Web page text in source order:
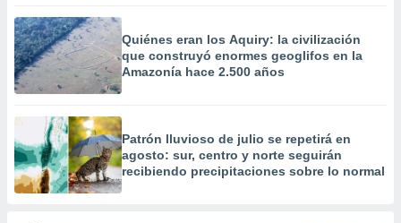
Quiénes eran los Aquiry: la civilización
que construyó enormes geoglifos en la
Amazonía hace 2.500 años
Patrón lluvioso de julio se repetirá en
agosto: sur, centro y norte seguirán
recibiendo precipitaciones sobre lo normal